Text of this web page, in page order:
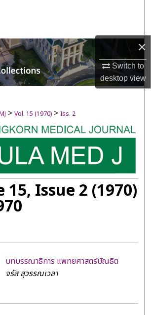
×
Switch to
desktopview
Collections
My Account
About
Commons Network™
> Vol. 15 (1970) > Iss. 2
15, Issue 2 (1970)
บทบรรณาธิการ แพทยศาสตร์บัณธิต
จรัส สุวรรณเวลา